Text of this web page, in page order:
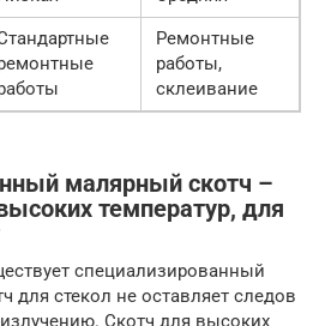
Ремонтные
работы,
склеивание
малярный скотч –
температур, для
специализированный
для стекол не оставляет следов
Скотч для высоких